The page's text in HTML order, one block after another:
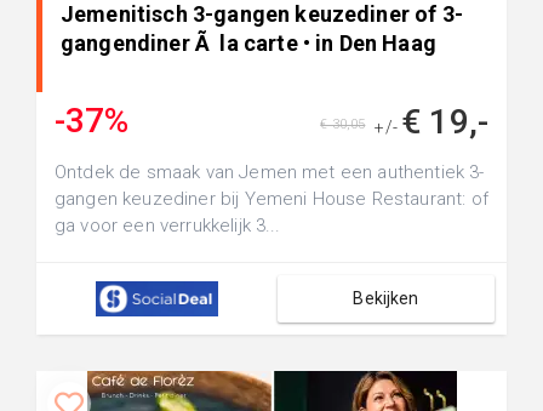
Jemenitisch 3-gangen keuzediner of 3-
gangendiner Ã la carte • in Den Haag
-37% +/- € 19,-
€ 30,05
Ontdek de smaak van Jemen met een authentiek 3-
gangen keuzediner bij Yemeni House Restaurant: of
ga voor een verrukkelijk 3...
Bekijken